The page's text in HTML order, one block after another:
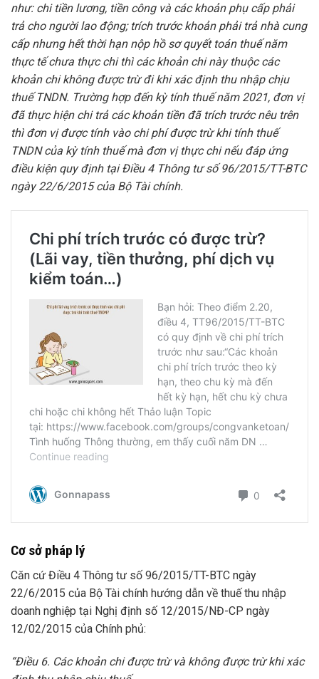
như: chi tiền lương, tiền công và các khoản phụ cấp phải
trả cho người lao động; trích trước khoản phải trả nhà cung
cấp nhưng hết thời hạn nộp hồ sơ quyết toán thuế năm
thực tế chưa thực chi thìcác khoản chi này thuộc các
khoản chi không được trừ đi khi xác định thu nhập chịu
thuế TNDN. Trường hợp đến kỳ tính thuế năm 2021, đơn vị
đã thực hiện chi trả các khoản tiền đã trích trước nêu trên
thì đơn vị được tính vào chi phí được trừkhitính thuế
TNDN của kỳ tính thuế mà đơn vị thực chi nếu đáp ứng
điều kiện quy định tại Điều 4 Thông tư số 96/2015/TT-BTC
ngày 22/6/2015 của Bộ Tài chính.
Cơ sở pháp lý
Căn cứ Điều 4 Thông tư số 96/2015/TT-BTC ngày
22/6/2015 của Bộ Tài chính hướng dẫn về thuế thu nhập
doanh nghiệp tại Nghị định số 12/2015/NĐ-CP ngày
12/02/2015 của Chính phủ:
“Điều 6. Các khoản chi được trừ và không được trừkhixác